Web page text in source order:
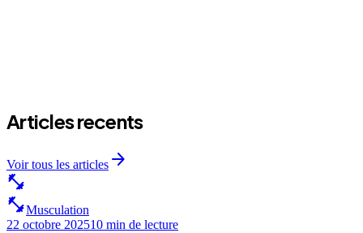
Articles recents
Voir tous les articles arrow_forward
fitness_center
fitness_centerMusculation
22 octobre 202510 min de lecture